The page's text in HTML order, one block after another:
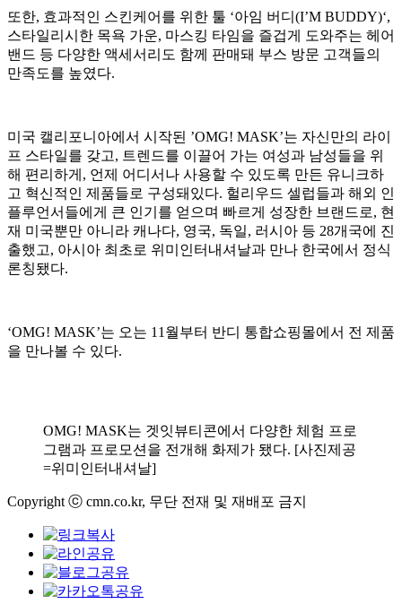
또한, 효과적인 스킨케어를 위한 툴 ‘아임 버디(I’M BUDDY)‘,
스타일리시한 목욕 가운, 마스킹 타임을 즐겁게 도와주는 헤어
밴드 등 다양한 액세서리도 함께 판매돼 부스 방문 고객들의
만족도를 높였다.
미국 캘리포니아에서 시작된 ’OMG! MASK’는 자신만의 라이
프 스타일를 갖고, 트렌드를 이끌어 가는 여성과 남성들을 위
해 편리하게, 언제 어디서나 사용할 수 있도록 만든 유니크하
고 혁신적인 제품들로 구성돼있다. 헐리우드 셀럽들과 해외 인
플루언서들에게 큰 인기를 얻으며 빠르게 성장한 브랜드로, 현
재 미국뿐만 아니라 캐나다, 영국, 독일, 러시아 등 28개국에 진
출했고, 아시아 최초로 위미인터내셔날과 만나 한국에서 정식
론칭됐다.
‘OMG! MASK’는 오는 11월부터 반디 통합쇼핑몰에서 전 제품
을 만나볼 수 있다.
OMG! MASK는 겟잇뷰티콘에서 다양한 체험 프로
그램과 프로모션을 전개해 화제가 됐다. [사진제공
=위미인터내셔날]
Copyright ⓒ cmn.co.kr, 무단 전재 및 재배포 금지